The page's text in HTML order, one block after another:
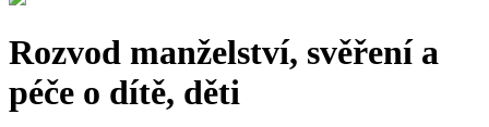
Rozvod manželství, svěření a
péče o dítě, děti